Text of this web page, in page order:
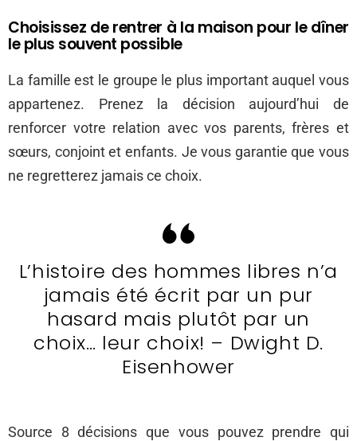
Choisissez de rentrer à la maison pour le dîner
le plus souvent possible
La famille est le groupe le plus important auquel vous
appartenez. Prenez la décision aujourd’hui de
renforcer votre relation avec vos parents, frères et
sœurs, conjoint et enfants. Je vous garantie que vous
ne regretterez jamais ce choix.
L’histoire des hommes libres n’a
jamais été écrit par un pur
hasard mais plutôt par un
choix… leur choix! – Dwight D.
Eisenhower
Source 8 décisions que vous pouvez prendre qui